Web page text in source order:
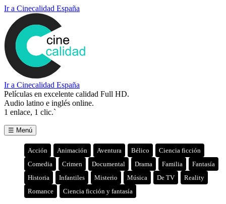
Ir a Cinecalidad España
Ir a Cinecalidad España
Películas en excelente calidad Full HD.
Audio latino e inglés online.
1 enlace, 1 clic.`
☰ Menú
Acción Animación Aventura Bélico
Ciencia ficción
Comedia
Crimen Documental Drama Familia
Fantasía
Historia
Infantiles Misterio Música De TV
Reality
Romance
Ciencia ficción y fantasía